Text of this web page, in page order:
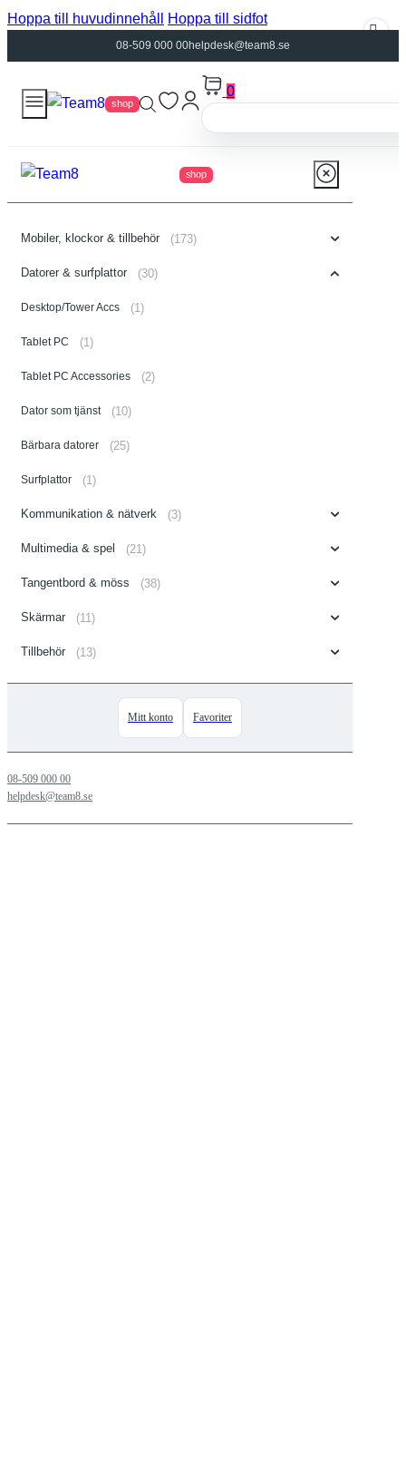
Hoppa till huvudinnehåll Hoppa till sidfot
08-509 000 00helpdesk@team8.se
shop
0
shop
Mobiler, klockor & tillbehör (173)
Datorer & surfplattor (30)
Desktop/Tower Accs (1)
Tablet PC (1)
Tablet PC Accessories (2)
Dator som tjänst (10)
Bärbara datorer (25)
Surfplattor (1)
Kommunikation & nätverk (3)
Multimedia & spel (21)
Tangentbord & möss (38)
Skärmar (11)
Tillbehör (13)
Mitt konto Favoriter
08-509 000 00
helpdesk@team8.se